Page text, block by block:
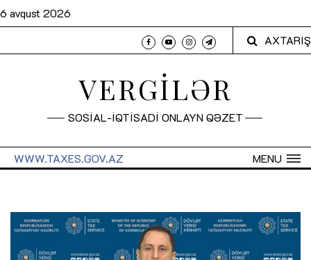
6 avqust 2026
AXTARIŞ
VERGİLƏR
SOSİAL-İQTİSADİ ONLAYN QƏZET
MENU
WWW.TAXES.GOV.AZ